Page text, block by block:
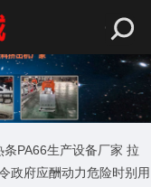
PA66生产设备厂家 拉
政府应酬动力危险时别用